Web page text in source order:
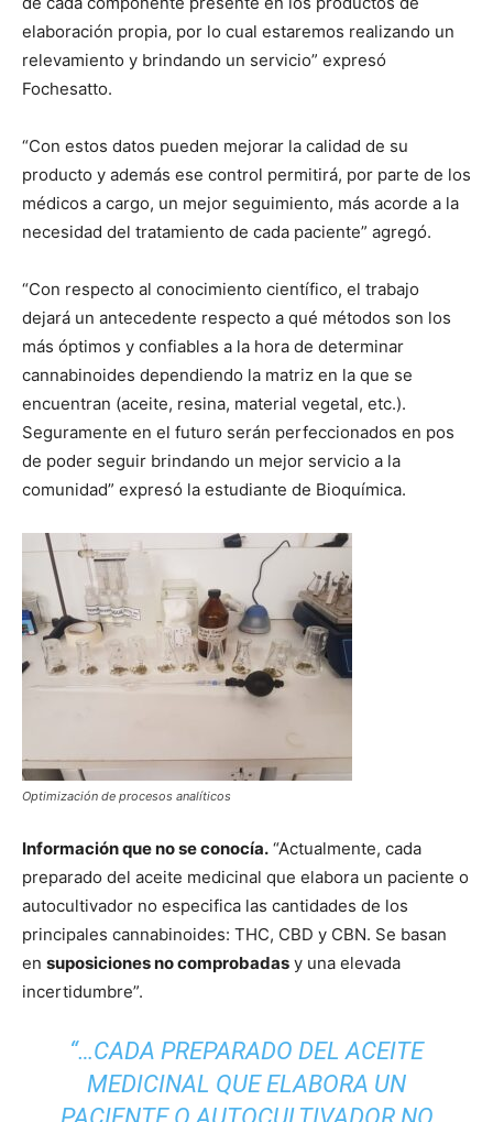
elaboración propia, por lo cual estaremos realizando un
relevamiento y brindando un servicio” expresó
Fochesatto.
“Con estos datos pueden mejorar la calidad de su
producto y además ese control permitirá, por parte de los
médicos a cargo, un mejor seguimiento, más acorde a la
necesidad del tratamiento de cada paciente” agregó.
“Con respecto al conocimiento científico, el trabajo
dejará un antecedente respecto a qué métodos son los
más óptimos y confiables a la hora de determinar
cannabinoides dependiendo la matriz en la que se
encuentran (aceite, resina, material vegetal, etc.).
Seguramente en el futuro serán perfeccionados en pos
de poder seguir brindando un mejor servicio a la
comunidad” expresó la estudiante de Bioquímica.
Optimización de procesos analíticos
Información que no se conocía. “Actualmente, cada
preparado del aceite medicinal que elabora un paciente o
autocultivador no especifica las cantidades de los
principales cannabinoides: THC, CBD y CBN. Se basan
en suposiciones no comprobadas y una elevada
incertidumbre”.
“…CADA PREPARADO DEL ACEITE
MEDICINAL QUE ELABORA UN